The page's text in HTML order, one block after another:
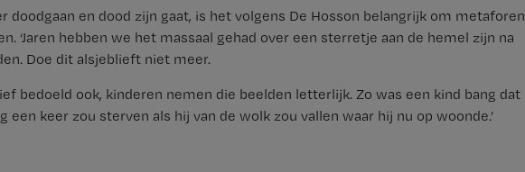
doodgaan en dood zijn gaat, is het volgens De Hosson belangrijk om metaforen
‘Jaren hebben we het massaal gehad over een sterretje aan de hemel zijn na
Doe dit alsjeblieft niet meer.
bedoeld ook, kinderen nemen die beelden letterlijk. Zo was een kind bang dat
een keer zou sterven als hij van de wolk zou vallen waar hij nu op woonde.’